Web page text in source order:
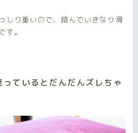
しり重いので、踏んでいきなり滑
す。
ているとだんだんズレちゃ